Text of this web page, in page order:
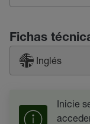
Fichas
Inglés
Inicie